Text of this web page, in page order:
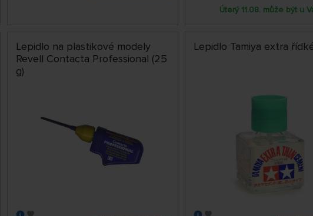
Úterý 11.08. může být u
Lepidlo na plastikové modely
Revell Contacta Professional (25
g)
Lepidlo Tamiya extra